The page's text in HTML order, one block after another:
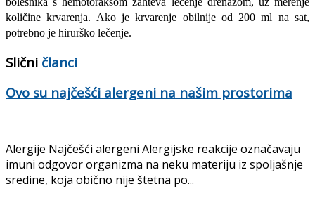
količine krvarenja. Ako je krvarenje obilnije od 200 ml na sat,
potrebno je hirurško lečenje.
Slični članci
Ovo su najčešći alergeni na našim prostorima
Alergije Najčešći alergeni Alergijske reakcije označavaju
imuni odgovor organizma na neku materiju iz spoljašnje
sredine, koja obično nije štetna po...